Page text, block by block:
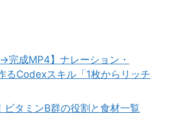
→完成MP4】ナレーション・
るCodexスキル「1枚からリッチ
ビタミンB群の役割と食材一覧